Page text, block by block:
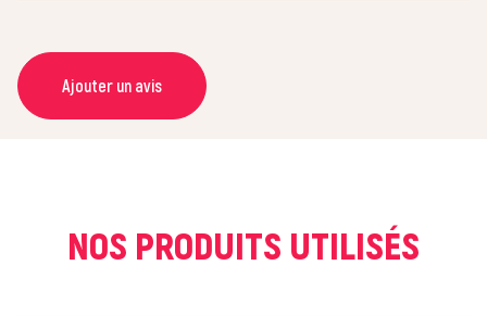
Ajouter un avis
NOM *
NOS PRODUITS UTILISÉS